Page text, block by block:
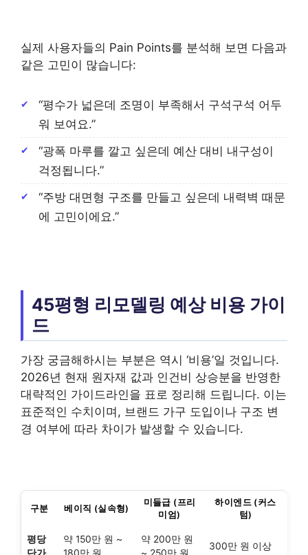
실제 사용자들의 Pain Points를 분석해 보면 다음과
같은 고민이 많습니다:
“평수가 넓은데 조명이 부족해서 구석구석 어두
워 보여요.”
“광폭 마루를 깔고 싶은데 예산 대비 내구성이
걱정됩니다.”
“주방 대면형 구조를 만들고 싶은데 내력벽 때문
에 고민이에요.”
45평형 리모델링 예상 비용 가이
드
가장 궁금해하시는 부분은 역시 ‘비용’일 것입니다.
2026년 현재 원자재 값과 인건비 상승분을 반영한
대략적인 가이드라인을 표로 정리해 드립니다. 이는
표준적인 수치이며, 브랜드 가구 도입이나 구조 변
경 여부에 따라 차이가 발생할 수 있습니다.
구분 베이직 (실속형)
미들급 (프리
미엄)
하이엔드 (커스
텀)
평당
단가
약 150만 원 ~
180만 원
약 200만 원
~ 250만 원
300만 원 이상